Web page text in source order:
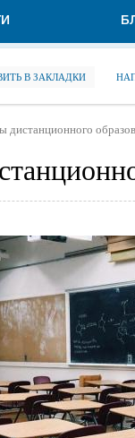
В ЗАКЛАДКИ
дистанционного